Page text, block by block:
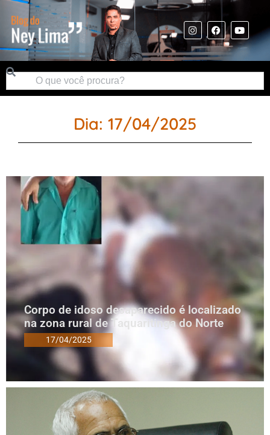
Dia: 17/04/2025
Corpo de idoso desaparecido é localizado
na zona rural de Taquaritinga do Norte
17/04/2025